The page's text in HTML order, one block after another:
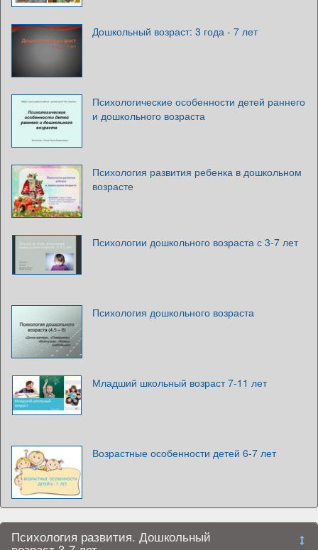
Дошкольный возраст: 3 года - 7 лет
Психологические особенности детей раннего
и дошкольного возраста
Психология развития ребенка в дошкольном
возрасте
Психологии дошкольного возраста с 3-7 лет
Психология дошкольного возраста
Младший школьный возраст 7-11 лет
Возрастные особенности детей 6-7 лет
Психология развития. Дошкольный